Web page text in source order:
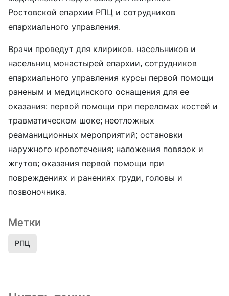
Ростовской епархии РПЦ и сотрудников
епархиального управления.
Врачи проведут для клириков, насельников и
насельниц монастырей епархии, сотрудников
епархиального управления курсы первой помощи
раненым и медицинского оснащения для ее
оказания; первой помощи при переломах костей и
травматическом шоке; неотложных
реаманиционных мероприятий; остановки
наружного кровотечения; наложения повязок и
жгутов; оказания первой помощи при
повреждениях и ранениях груди, головы и
позвоночника.
Метки
РПЦ